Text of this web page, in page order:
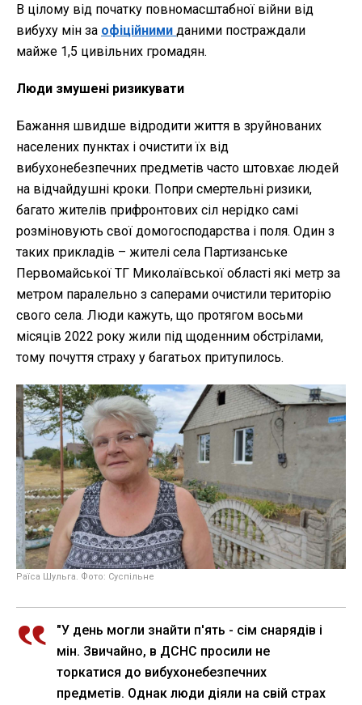
В цілому від початку повномасштабної війни від
вибуху мін за офіційними даними постраждали
майже 1,5 цивільних громадян.
Люди змушені ризикувати
Бажання швидше відродити життя в зруйнованих
населених пунктах і очистити їх від
вибухонебезпечних предметів часто штовхає людей
на відчайдушні кроки. Попри смертельні ризики,
багато жителів прифронтових сіл нерідко самі
розміновують свої домогосподарства і поля. Один з
таких прикладів – жителі села Партизанське
Первомайської ТГ Миколаївської області які метр за
метром паралельно з саперами очистили територію
свого села. Люди кажуть, що протягом восьми
місяців 2022 року жили під щоденним обстрілами,
тому почуття страху у багатьох притупилось.
Раїса Шульга. Фото: Суспільне
"У день могли знайти п'ять - сім снарядів і
мін. Звичайно, в ДСНС просили не
торкатися до вибухонебезпечних
предметів. Однак люди діяли на свій страх